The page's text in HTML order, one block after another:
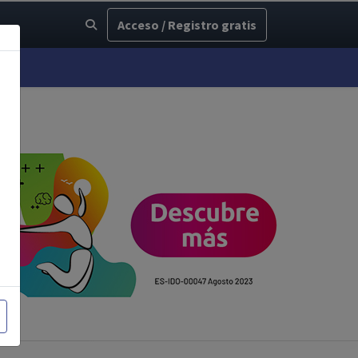
Acceso / Registro gratis